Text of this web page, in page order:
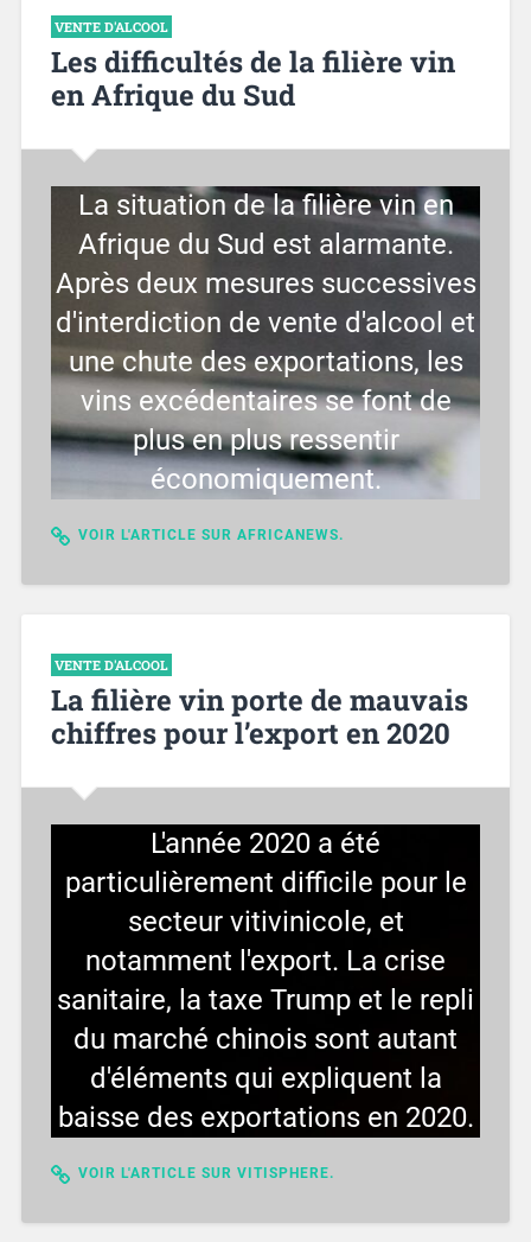
VENTE D'ALCOOL
Les difficultés de la filière vin
en Afrique du Sud
La situation de la filière vin en
Afrique du Sud est alarmante.
Après deux mesures successives
d'interdiction de vente d'alcool et
une chute des exportations, les
vins excédentaires se font de
plus en plus ressentir
économiquement.
VOIR L'ARTICLE SUR AFRICANEWS.
VENTE D'ALCOOL
La filière vin porte de mauvais
chiffres pour l’export en 2020
L'année 2020 a été
particulièrement difficile pour le
secteur vitivinicole, et
notamment l'export. La crise
sanitaire, la taxe Trump et le repli
du marché chinois sont autant
d'éléments qui expliquent la
baisse des exportations en 2020.
VOIR L'ARTICLE SUR VITISPHERE.